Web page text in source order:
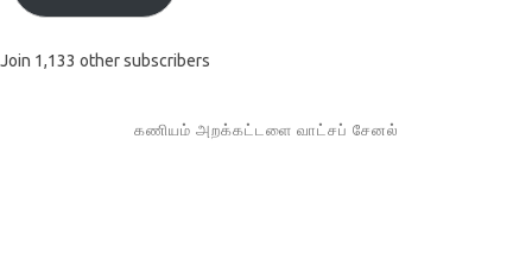
Join 1,133 other subscribers
கணியம் அறக்கட்டளை வாட்சப் சேனல்